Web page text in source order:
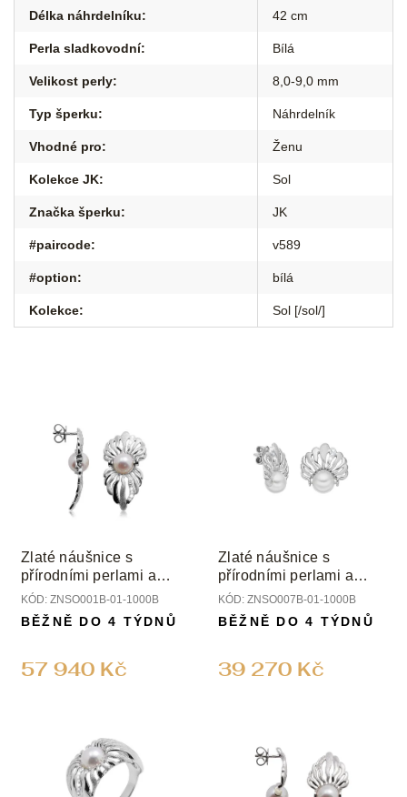
Délka náhrdelníku: 42 cm
Perla sladkovodní: Bílá
Velikost perly: 8,0-9,0 mm
Typ šperku: Náhrdelník
Vhodné pro: Ženu
Kolekce JK: Sol
Značka šperku: JK
#paircode: v589
#option: bílá
Kolekce: Sol [/sol/]
Zlaté náušnice s
přírodními perlami a
diamanty
KÓD: ZNSO001B-01-1000B
57 940 Kč
BĚŽNĚ DO 4 TÝDNŮ
Zlaté náušnice s
přírodními perlami a
diamanty
KÓD: ZNSO007B-01-1000B
39 270 Kč
BĚŽNĚ DO 4 TÝDNŮ